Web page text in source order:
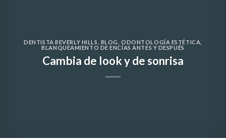
DENTISTA BEVERLY HILLS BLOG ,ODONTOLOGÍA ESTÉTICA
BLANQUEAMIENTO DE ENCÍAS ANTES Y DESPUÉS
Cambia de look y de sonrisa